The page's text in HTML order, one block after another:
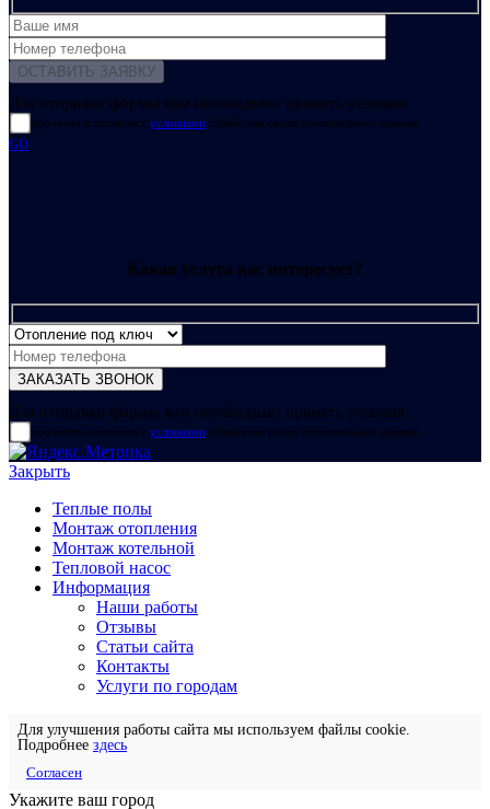
Для отправки формы вам необходимо принять условия:
прочитал и согласен с условиями обработки своих персональных данных
GO
Какая услуга вас интересует?
Для отправки формы вам необходимо принять условия:
прочитал и согласен с условиями обработки своих персональных данных
Закрыть
Теплые полы
Монтаж отопления
Монтаж котельной
Тепловой насос
Информация
Наши работы
Отзывы
Статьи сайта
Контакты
Услуги по городам
Для улучшения работы сайта мы используем файлы cookie.
Подробнее здесь
Согласен
Укажите ваш город